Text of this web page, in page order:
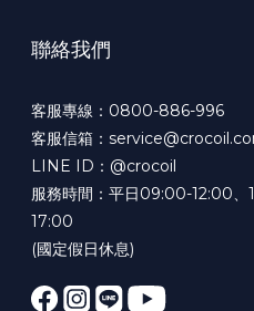
聯絡我們
客服專線：0800-886-996
客服信箱：
LINE ID：@crocoil
服務時間：平日09:00-12:00、
17:00
(國定假日休息)